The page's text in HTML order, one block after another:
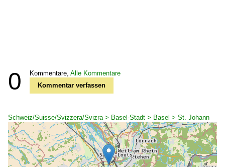
0 Kommentare, Alle Kommentare
Kommentar verfassen
Schweiz/Suisse/Svizzera/Svizra > Basel-Stadt > Basel > St. Johann